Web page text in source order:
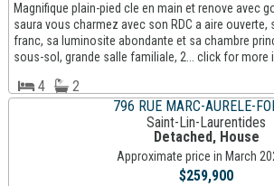
Magnifique plain-pied cle en main et renove avec
saura vous charmez avec son RDC a aire
franc, sa luminosite abondante et sa chambre
sous-sol, grande salle familiale, 2... click for more
4 2
796 RUE MARC-AURELE-
Saint-Lin-Laurentides
Detached, House
Approximate price in March
$259,900